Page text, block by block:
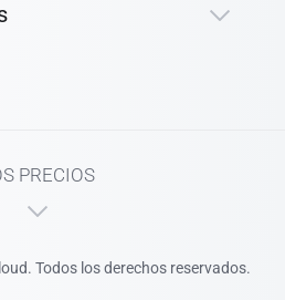
Todos los derechos reservados.
PRECIOS